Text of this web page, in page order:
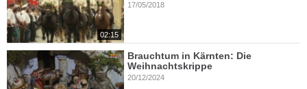
02:15
17/05/2018
Brauchtum in Kärnten: Die
Weihnachtskrippe
20/12/2024